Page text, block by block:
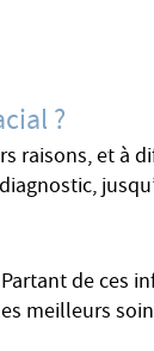
?
et à
de ces
meilleurs